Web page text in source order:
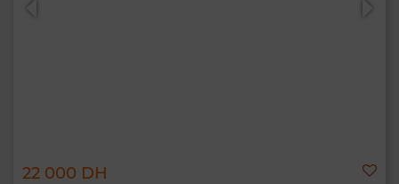
22 000 DH